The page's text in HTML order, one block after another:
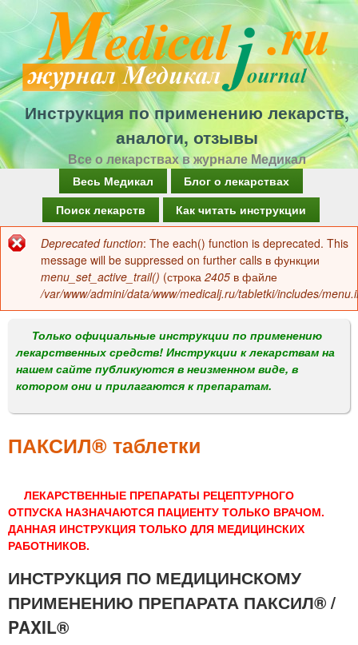
Перейти
к
основному
содержанию
Инструкция по применению лекарств,
аналоги, отзывы
Все о лекарствах в журнале Медикал
а
в
о
м
е
н
Весь Медикал
Блог о лекарствах
Поиск лекарств
Как читать инструкции
Сообщение
об
ошибке
Deprecated function: The each() function is deprecated. This
message will be suppressed on further calls в функции
menu_set_active_trail() (строка 2405 в файле
/var/www/admini/data/www/medicalj.ru/tabletki/includes/
Только официальные инструкции по применению
лекарственных средств! Инструкции к лекарствам на
нашем сайте публикуются в неизменном виде, в
котором они и прилагаются к препаратам.
ПАКСИЛ® таблетки
ЛЕКАРСТВЕННЫЕ ПРЕПАРАТЫ РЕЦЕПТУРНОГО
ОТПУСКА НАЗНАЧАЮТСЯ ПАЦИЕНТУ ТОЛЬКО ВРАЧОМ.
ДАННАЯ ИНСТРУКЦИЯ ТОЛЬКО ДЛЯ МЕДИЦИНСКИХ
РАБОТНИКОВ.
ИНСТРУКЦИЯ ПО МЕДИЦИНСКОМУ
ПРИМЕНЕНИЮ ПРЕПАРАТА ПАКСИЛ® /
PAXIL®